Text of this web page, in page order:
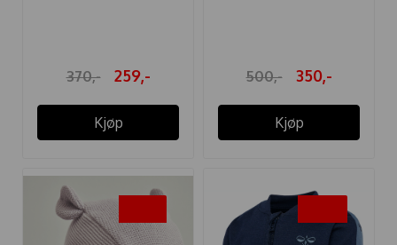
370,- 259,-
Kjøp
500,- 350,-
Kjøp